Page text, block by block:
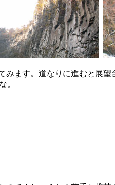
ます。道なりに進むと展
。